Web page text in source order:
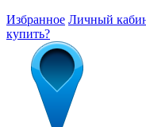
Избранное Личный
купить?